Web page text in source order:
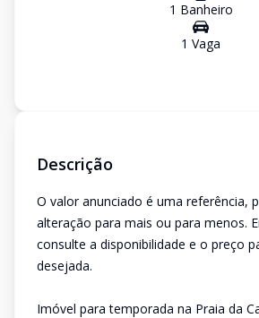
1 Banheiro
1 Vaga
Descrição
O valor anunciado é uma referência,
alteração para mais ou para menos.
consulte a disponibilidade e o preço
desejada.
Imóvel para temporada na Praia da